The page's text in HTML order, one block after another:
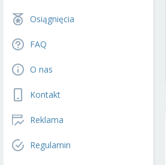
Osiągnięcia
FAQ
O nas
Kontakt
Reklama
Regulamin